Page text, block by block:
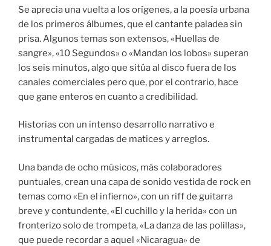
Se aprecia una vuelta a los orígenes, a la poesía urbana
de los primeros álbumes, que el cantante paladea sin
prisa. Algunos temas son extensos, «Huellas de
sangre», «10 Segundos» o «Mandan los lobos» superan
los seis minutos, algo que sitúa al disco fuera de los
canales comerciales pero que, por el contrario, hace
que gane enteros en cuanto a credibilidad.
Historias con un intenso desarrollo narrativo e
instrumental cargadas de matices y arreglos.
Una banda de ocho músicos, más colaboradores
puntuales, crean una capa de sonido vestida de rock en
temas como «En el infierno», con un riff de guitarra
breve y contundente, «El cuchillo y la herida» con un
fronterizo solo de trompeta, «La danza de las polillas»,
que puede recordar a aquel «Nicaragua» de